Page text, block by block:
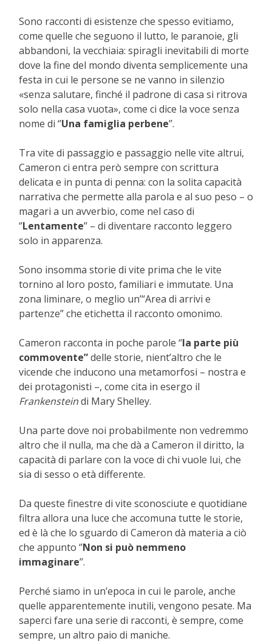
Sono racconti di esistenze che spesso evitiamo,
come quelle che seguono il lutto, le paranoie, gli
abbandoni, la vecchiaia: spiragli inevitabili di morte
dove la fine del mondo diventa semplicemente una
festa in cui le persone se ne vanno in silenzio
«senza salutare, finché il padrone di casa si ritrova
solo nella casa vuota», come ci dice la voce senza
nome di ‘’Una famiglia perbene’’.
Tra vite di passaggio e passaggio nelle vite altrui,
Cameron ci entra però sempre con scrittura
delicata e in punta di penna: con la solita capacità
narrativa che permette alla parola e al suo peso – o
magari a un avverbio, come nel caso di
‘’Lentamente’’ – di diventare racconto leggero
solo in apparenza.
Sono insomma storie di vite prima che le vite
tornino al loro posto, familiari e immutate. Una
zona liminare, o meglio un’“Area di arrivi e
partenze” che etichetta il racconto omonimo.
Cameron racconta in poche parole “la parte più
commovente”delle storie, nient’altro che le
vicende che inducono una metamorfosi – nostra e
dei protagonisti –, come cita in esergo il
Frankensteindi Mary Shelley.
Una parte dove noi probabilmente non vedremmo
altro che il nulla, ma che dà a Cameron il diritto, la
capacità di parlare con la voce di chi vuole lui, che
sia di sesso o età differente.
Da queste finestre di vite sconosciute e quotidiane
filtra allora una luce che accomuna tutte le storie,
ed è là che lo sguardo di Cameron dà materia a ciò
che appunto ‘’Non si può nemmeno
immaginare’’.
Perché siamo in un’epoca in cui le parole, anche
quelle apparentemente inutili, vengono pesate. Ma
saperci fare una serie di racconti, è sempre, come
sempre, un altro paio di maniche.